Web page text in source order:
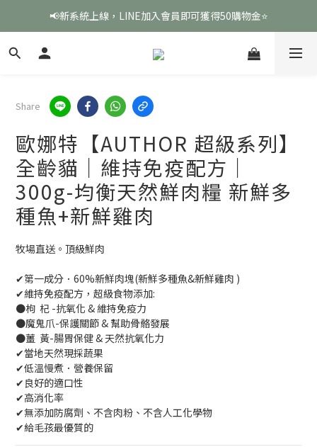
📢新系統上線，LINE加入會員即可獲得50購物金⭐
Share
歐娜特【AUTHOR 超級系列】
全齡貓｜維持免疫配方｜
300g-均衡天然鮮肉糧 新鮮多
種魚+新鮮雞肉
牧場直送。頂級鮮肉
✔第一成分．60%新鮮肉塊(新鮮多種魚&新鮮雞肉 )
✔維持免疫配方，超級食物添加:
●枸  杞 -抗氧化 & 維持免疫力
●魔鬼爪-保護關節 & 幫助骨骼發展
●薑  黃-腸胃保健 & 天然抗氧化力
✔當地天然現採蔬果
✔低溫慢煮．營養保留
✔良好的適口性
✔高消化率
✔無添加防腐劑、不含肉粉、不含人工化學物
✔給毛孩最優質的